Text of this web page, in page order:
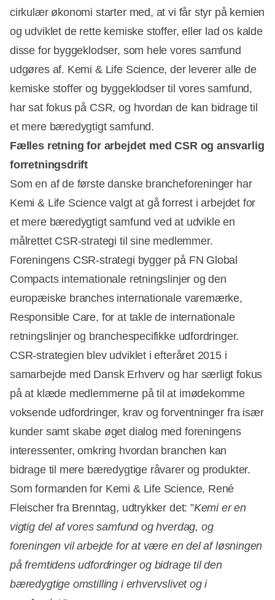
cirkulær økonomi starter med, at vi får styr på kemien
og udviklet de rette kemiske stoffer, eller lad os kalde
disse for byggeklodser, som hele vores samfund
udgøres af. Kemi & Life Science, der leverer alle de
kemiske stoffer og byggeklodser til vores samfund,
har sat fokus på CSR, og hvordan de kan bidrage til
et mere bæredygtigt samfund.
Fælles retning for arbejdet med CSR og ansvarlig
forretningsdrift
Som en af de første danske brancheforeninger har
Kemi & Life Science valgt at gå forrest i arbejdet for
et mere bæredygtigt samfund ved at udvikle en
målrettet CSR-strategi til sine medlemmer.
Foreningens CSR-strategi bygger på FN Global
Compacts internationale retningslinjer og den
europæiske branches internationale varemærke,
Responsible Care, for at takle de internationale
retningslinjer og branchespecifikke udfordringer.
CSR-strategien blev udviklet i efteråret 2015 i
samarbejde med Dansk Erhverv og har særligt fokus
på at klæde medlemmerne på til at imødekomme
voksende udfordringer, krav og forventninger fra især
kunder samt skabe øget dialog med foreningens
interessenter, omkring hvordan branchen kan
bidrage til mere bæredygtige råvarer og produkter.
Som formanden for Kemi & Life Science, René
Fleischer fra Brenntag, udtrykker det: ”Kemi er en
vigtig del af vores samfund og hverdag, og
foreningen vil arbejde for at være en del af løsningen
på fremtidens udfordringer og bidrage til den
bæredygtige omstilling i erhvervslivet og i